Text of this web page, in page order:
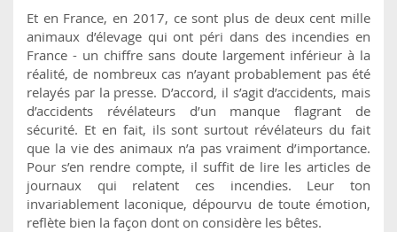
Et en France, en 2017, ce sont plus de deux cent mille
animaux d’élevage qui ont péri dans des incendies en
France - un chiffre sans doute largement inférieur à la
réalité, de nombreux cas n’ayant probablement pas été
relayés par la presse. D’accord, il s’agit d’accidents, mais
d’accidents révélateurs d’un manque flagrant de
sécurité. Et en fait, ils sont surtout révélateurs du fait
que la vie des animaux n’a pas vraiment d’importance.
Pour s’en rendre compte, il suffit de lire les articles de
journaux qui relatent ces incendies. Leur ton
invariablement laconique, dépourvu de toute émotion,
reflète bien la façon dont on considère les bêtes.